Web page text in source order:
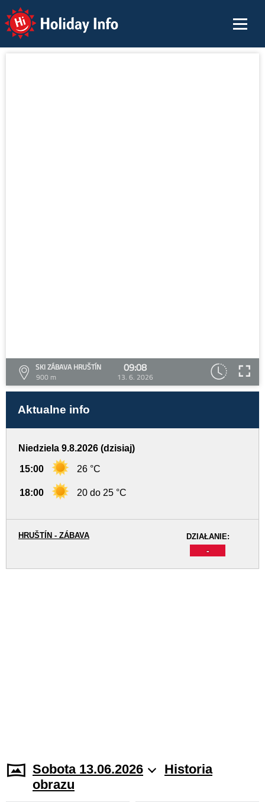
Holiday Info
SKI ZÁBAVA HRUŠTÍN
900 m
09:08
13. 6. 2026
Aktualne info
Niedziela 9.8.2026 (dzisiaj)
15:00 26 °C
18:00 20 do 25 °C
DZIAŁANIE:
-
HRUŠTÍN - ZÁBAVA
Sobota 13.06.2026
Historia
obrazu